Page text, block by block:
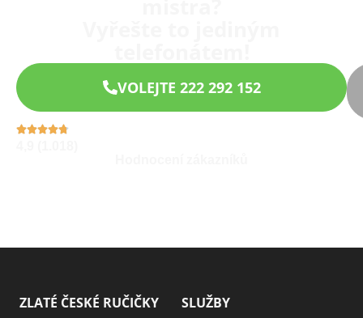
VOLEJTE 222 292 152
ZLATÉ ČESKÉ RUČIČKY SLUŽBY